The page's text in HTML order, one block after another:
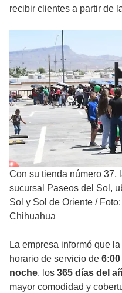
recibir clientes a partir de
Con su tienda número 37,
sucursal Paseos del Sol,
Sol y Sol de Oriente /
Chihuahua
La empresa informó que
horario de servicio de
noche, los 365 días del
mayor comodidad y